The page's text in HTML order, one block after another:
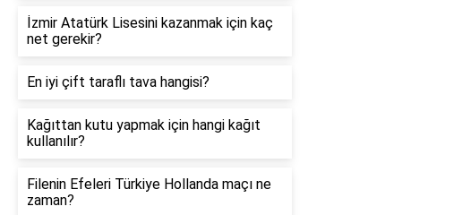
İzmir Atatürk Lisesini kazanmak için kaç
net gerekir?
En iyi çift taraflı tava hangisi?
Kağıttan kutu yapmak için hangi kağıt
kullanılır?
Filenin Efeleri Türkiye Hollanda maçı ne
zaman?